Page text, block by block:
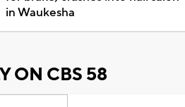
in Waukesha
ON CBS 58